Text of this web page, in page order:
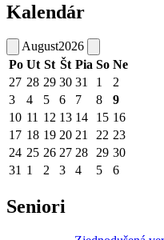
Kalendár
August2026
Po Ut St Št Pia So Ne
27 28 29 30 31 1
2
3
4 5 6 7 8
9
10 11 12 13 14 15 16
17 18 19 20 21 22 23
24 25 26 27 28 29 30
31 1 2 3 4 5 6
Seniori